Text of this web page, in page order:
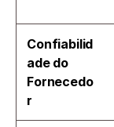
Confiabilid
ade do
Fornecedo
r